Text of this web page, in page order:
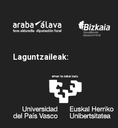
Laguntzaileak: